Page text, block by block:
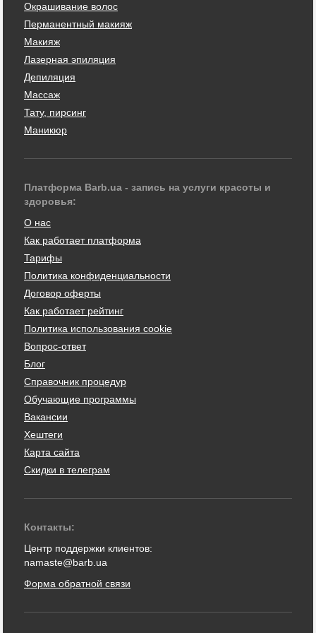
Окрашивание волос
Перманентный макияж
Макияж
Лазерная эпиляция
Депиляция
Массаж
Тату, пирсинг
Маникюр
Платформа Barb.ua - запись на услуги красоты и
здоровья:
О нас
Как работает платформа
Тарифы
Политика конфиденциальности
Договор оферты
Как работает рейтинг
Политика использования cookie
Вопрос-ответ
Блог
Справочник процедур
Обучающие программы
Вакансии
Хештеги
Карта сайта
Скидки в телеграм
Контакты:
Центр поддержки клиентов:
namaste@barb.ua
Форма обратной связи